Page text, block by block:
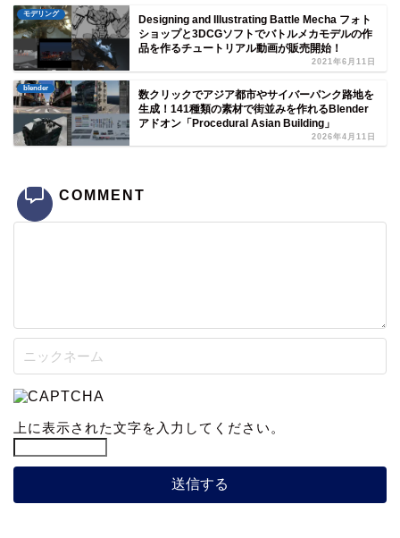
モデリング
Designing and Illustrating Battle Mecha フォト
ショップと3DCGソフトでバトルメカモデルの作
品を作るチュートリアル動画が販売開始！
2021年6月11日
blender
数クリックでアジア都市やサイバーパンク路地を
生成！141種類の素材で街並みを作れるBlender
アドオン「Procedural Asian Building」
2026年4月11日
COMMENT
上に表示された文字を入力してください。